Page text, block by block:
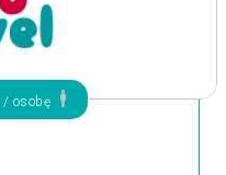
/ osobę